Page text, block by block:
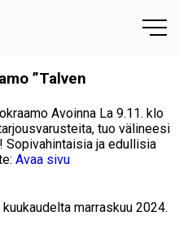
”Talven
Avoinna La 9.11. klo
tuo välineesi
Sopivahintaisia ja edullisia
Avaa sivu
marraskuu 2024.